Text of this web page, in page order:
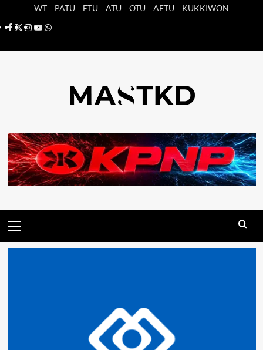
WT PATU ETU ATU OTU AFTU
KUKKIWON
Facebook
X Instagram
YouTube
Whatsapp
principal